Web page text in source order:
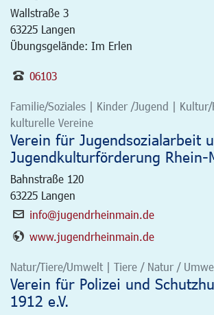
Wallstraße 3
63225 Langen
Übungsgelände: Im Erlen
06103
Familie/Soziales | Kinder /Jugend |
kulturelle Vereine
Verein für Jugendsozialarbeit
Jugendkulturförderung Rhein-
Bahnstraße 120
63225 Langen
info@jugendrheinmain.de
www.jugendrheinmain.de
Natur/Tiere/Umwelt | Tiere / Natur /
Verein für Polizei und
1912 e.V.